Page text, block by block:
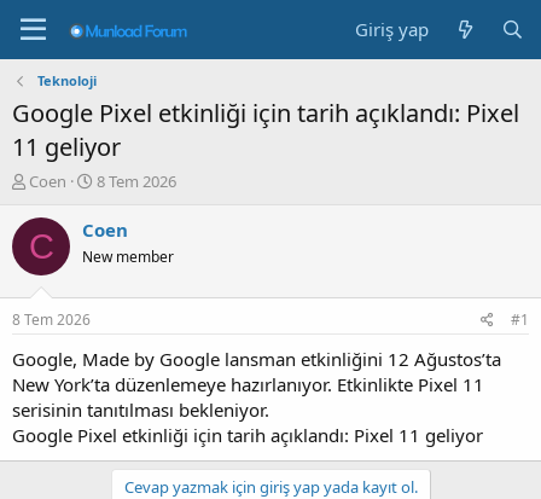
Giriş yap
Teknoloji
Google Pixel etkinliği için tarih açıklandı: Pixel
11 geliyor
K
n
b
u
u
b
a
l
a
t
a
Coen
B
ş
a
ç
t
a
r
i
h
8 Tem 2026
C Coen
New member
8 Tem 2026 #1
Google, Made by Google lansman etkinliğini 12 Ağustos’ta
New York’ta düzenlemeye hazırlanıyor. Etkinlikte Pixel 11
serisinin tanıtılması bekleniyor.
Google Pixel etkinliği için tarih açıklandı: Pixel 11 geliyor
Cevap yazmak için giriş yap yada kayıt ol.